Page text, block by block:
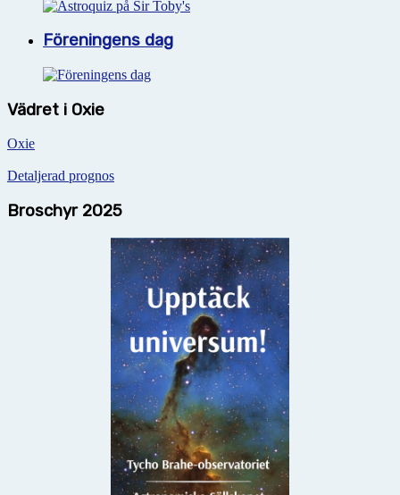
Föreningens dag
Vädret i Oxie
Oxie
Detaljerad prognos
Broschyr 2025